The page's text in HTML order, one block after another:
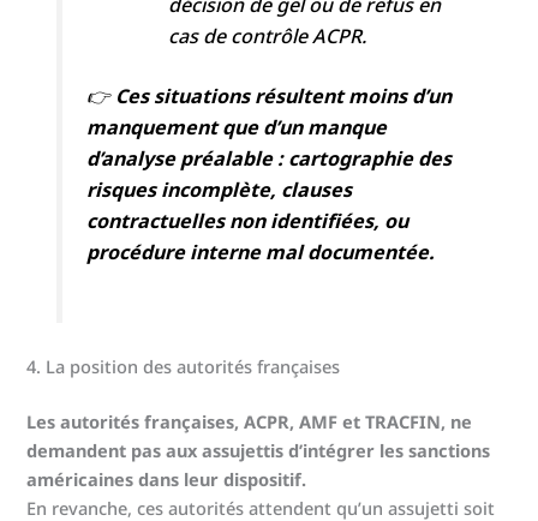
cas de contrôle ACPR.
👉 Ces situations résultent moins d’un
manquement que d’un manque
d’analyse préalable : cartographie des
risques incomplète, clauses
contractuelles non identifiées, ou
procédure interne mal documentée.
4. La position des autorités françaises
Les autorités françaises, ACPR, AMF et TRACFIN, ne
demandent pas aux assujettis d’intégrer les sanctions
américaines dans leur dispositif.
En revanche, ces autorités attendent qu’un assujetti soit